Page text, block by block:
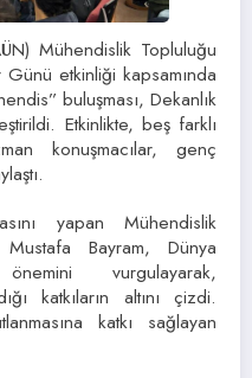
Mühendislik Topluluğu
etkinliği kapsamında
buluşması, Dekanlık
Etkinlikte, beş farklı
konuşmacılar, genç
yapan Mühendislik
Bayram, Dünya
vurgulayarak,
katkıların altını çizdi.
katkı sağlayan